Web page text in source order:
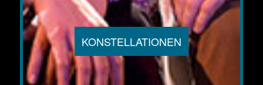
KONSTELLATIONEN